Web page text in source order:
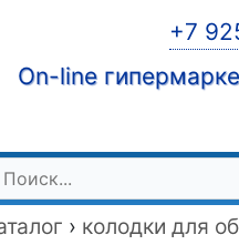
+7
On-line
› колодки для